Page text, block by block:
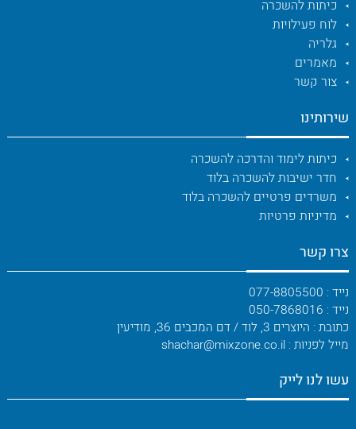
כיתות להשכרה
לוח פעילויות
גלריה
מאמרים
צור קשר
שירותינו
כיתות לימוד והדרכה להשכרה
חדר ישיבות להשכרה בלוד
משרדים פרטיים להשכרה בלוד
מדיניות פרטיות
צרו קשר
נייד : 077-8805500
נייד : 050-7868016
כתובת : היוצרים 3, לוד / דם המכבים 36, מודיעין
מייל לפניות : shachar@mixzone.co.il
עשו לנו לייק